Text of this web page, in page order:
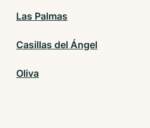
Las Palmas
Casillas del Ángel
Oliva